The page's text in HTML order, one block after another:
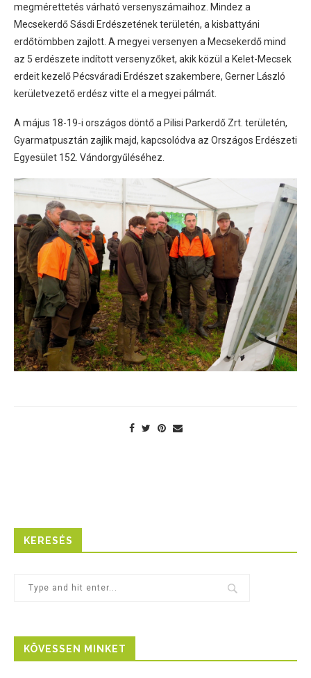
megmérettetés várható versenyszámaihoz. Mindez a
Mecsekerdő Sásdi Erdészetének területén, a kisbattyáni
erdőtömbben zajlott. A megyei versenyen a Mecsekerdő mind
az 5 erdészete indított versenyzőket, akik közül a Kelet-Mecsek
erdeit kezelő Pécsváradi Erdészet szakembere, Gerner László
kerületvezető erdész vitte el a megyei pálmát.
A május 18-19-i országos döntő a Pilisi Parkerdő Zrt. területén,
Gyarmatpusztán zajlik majd, kapcsolódva az Országos Erdészeti
Egyesület 152. Vándorgyűléséhez.
KERESÉS
KÖVESSEN MINKET